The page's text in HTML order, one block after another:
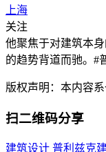
上海
关注
他聚焦于对建筑本
的趋势背道而驰。#
版权声明：本内容
扫二维码分享
建筑设计 普利兹克